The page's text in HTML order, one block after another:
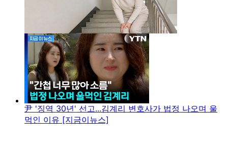
尹 '징역 30년' 선고...김계리 변호사가 법정 나오며 울
먹인 이유 [지금이뉴스]